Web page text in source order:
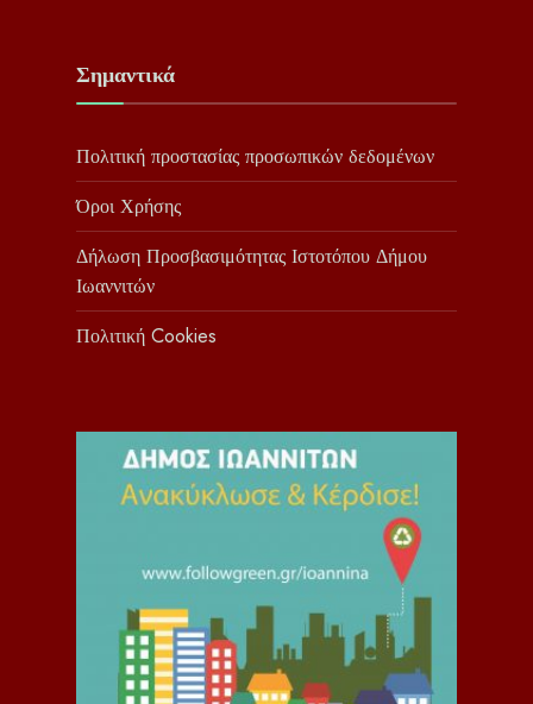
Σημαντικά
Πολιτική προστασίας προσωπικών δεδομένων
Όροι Χρήσης
Δήλωση Προσβασιμότητας Ιστοτόπου Δήμου
Ιωαννιτών
Πολιτική Cookies